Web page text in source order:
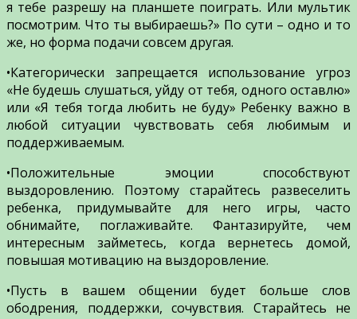
я тебе разрешу на планшете поиграть. Или мультик
посмотрим. Что ты выбираешь?» По сути – одно и то
же, но форма подачи совсем другая.
•Категорически запрещается использование угроз
«Не будешь слушаться, уйду от тебя, одного оставлю»
или «Я тебя тогда любить не буду» Ребенку важно в
любой ситуации чувствовать себя любимым и
поддерживаемым.
•Положительные эмоции способствуют
выздоровлению. Поэтому старайтесь развеселить
ребенка, придумывайте для него игры, часто
обнимайте, поглаживайте. Фантазируйте, чем
интересным займетесь, когда вернетесь домой,
повышая мотивацию на выздоровление.
•Пусть в вашем общении будет больше слов
ободрения, поддержки, сочувствия. Старайтесь не